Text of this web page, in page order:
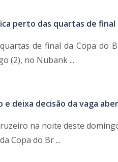
perto das quartas de final
de final da Copa do
(2), no Nubank ...
e deixa decisão da vaga
na noite deste
Copa do Br ...